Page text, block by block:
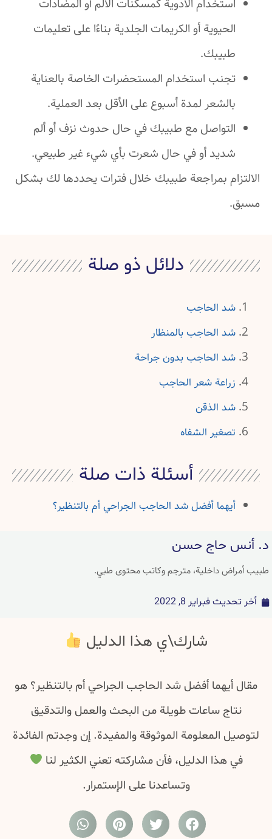
استخدام الأدوية كمسكنات الألم أو المضادات
الحيوية أو الكريمات الجلدية بناءًا على تعليمات
طبيبك.
تجنب استخدام المستحضرات الخاصة بالعناية
بالشعر لمدة أسبوع على الأقل بعد العملية.
التواصل مع طبيبك في حال حدوث نزف أو ألم
شديد أو في حال شعرت بأي شيء غير طبيعي.
الالتزام بمراجعة طبيبك خلال فترات يحددها لك بشكل
مسبق.
دلائل ذو صلة
شد الحاجب
شد الحاجب بالمنظار
شد الحاجب بدون جراحة
زراعة شعر الحاجب
شد الذقن
تصغير الشفاه
أسئلة ذات صلة
أيهما أفضل شد الحاجب الجراحي أم بالتنظير؟
د. أنس حاج حسن
طبيب أمراض داخلية، مترجم وكاتب محتوى طبي.
أخر تحديثفبراير 8, 2022
شارك\ي هذا الدليل
مقال أيهما أفضل شد الحاجب الجراحي أم بالتنظير؟ هو
نتاج ساعات طويلة من البحث والعمل والتدقيق
لتوصيل المعلومة الموثوقة والمفيدة. إن وجدتم الفائدة
في هذا الدليل، فأن مشاركته تعني الكثير لنا
وتساعدنا على الإستمرار.